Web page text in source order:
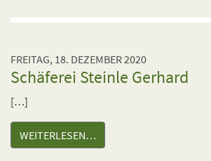
FREITAG, 18. DEZEMBER 2020
Schäferei Steinle Gerhard
[…]
WEITERLESEN…